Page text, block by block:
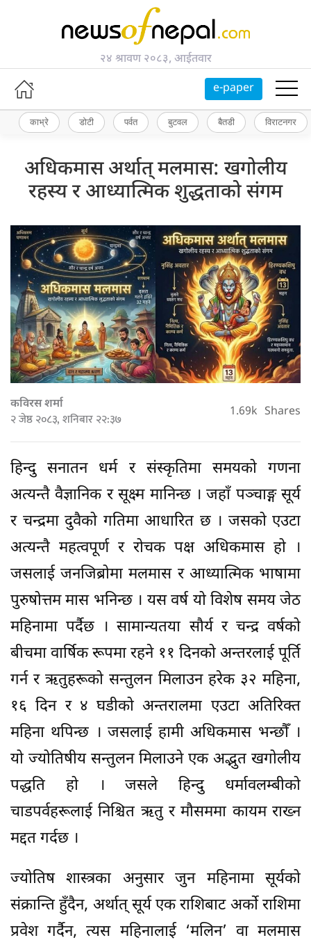
२४ श्रावण २०८३, आईतवार
e-paper
काभ्रे डोटी पर्वत बुटवल बैतडी विराटनगर
अधिकमास अर्थात् मलमास: खगोलीय
रहस्य र आध्यात्मिक शुद्धताको संगम
कविरस शर्मा
२ जेष्ठ २०८३, शनिबार २२:३७ 1.69k Shares
हिन्दु सनातन धर्म र संस्कृतिमा समयको गणना
अत्यन्तै वैज्ञानिक र सूक्ष्म मानिन्छ । जहाँ पञ्चाङ्ग सूर्य
र चन्द्रमा दुवैको गतिमा आधारित छ । जसको एउटा
अत्यन्तै महत्वपूर्ण र रोचक पक्ष अधिकमास हो ।
जसलाई जनजिब्रोमा मलमास र आध्यात्मिक भाषामा
पुरुषोत्तम मास भनिन्छ । यस वर्ष यो विशेष समय जेठ
महिनामा पर्दैछ । सामान्यतया सौर्य र चन्द्र वर्षको
बीचमा वार्षिक रूपमा रहने ११ दिनको अन्तरलाई पूर्ति
गर्न र ऋतुहरूको सन्तुलन मिलाउन हरेक ३२ महिना,
१६ दिन र ४ घडीको अन्तरालमा एउटा अतिरिक्त
महिना थपिन्छ । जसलाई हामी अधिकमास भन्छौँ ।
यो ज्योतिषीय सन्तुलन मिलाउने एक अद्भुत खगोलीय
पद्धति हो । जसले हिन्दु धर्मावलम्बीको
चाडपर्वहरूलाई निश्चित ऋतु र मौसममा कायम राख्न
मद्दत गर्दछ ।
ज्योतिष शास्त्रका अनुसार जुन महिनामा सूर्यको
संक्रान्ति हुँदैन, अर्थात् सूर्य एक राशिबाट अर्को राशिमा
प्रवेश गर्दैन, त्यस महिनालाई ‘मलिन’ वा मलमास